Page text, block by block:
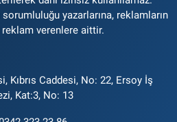
sorumluluğu yazarlarına, reklamların
verenlere aittir.
Kıbrıs Caddesi, No: 22, Ersoy İş
Kat:3, No: 13